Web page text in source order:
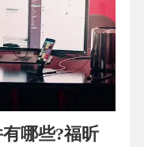
哪些?福昕